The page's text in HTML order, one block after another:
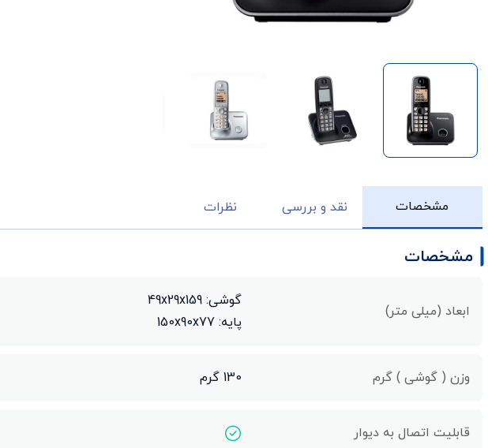
مشخصات نقد و بررسی نظرات
مشخصات
ابعاد (میلی متر)
گوشی: 49x29x159
پایه: 150x90x77
وزن ( گوشی ) گرم 130 گرم
قابلیت اتصال به دیوار